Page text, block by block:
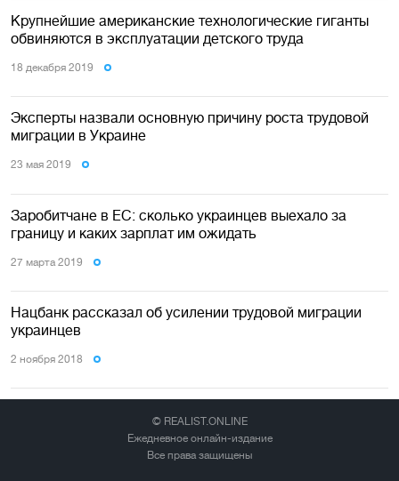
Крупнейшие американские технологические гиганты
обвиняются в эксплуатации детского труда
18 декабря 2019
Эксперты назвали основную причину роста трудовой
миграции в Украине
23 мая 2019
Заробитчане в ЕС: сколько украинцев выехало за
границу и каких зарплат им ожидать
27 марта 2019
Нацбанк рассказал об усилении трудовой миграции
украинцев
2 ноября 2018
© REALIST.ONLINE
Ежедневное онлайн-издание
Все права защищены